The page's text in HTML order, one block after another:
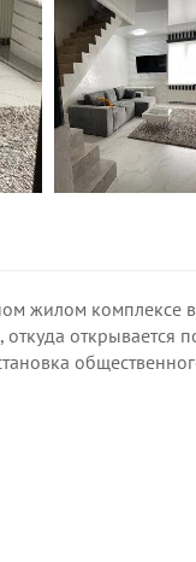
жилом комплексе
открывается